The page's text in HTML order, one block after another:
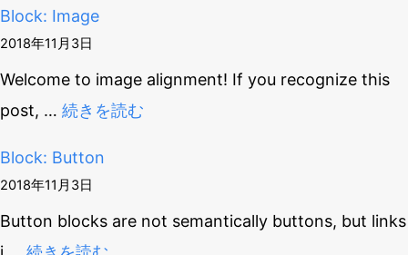
Block: Image
2018年11月3日
Welcome to image alignment! If you recognize this
post, … 続きを読む
Block: Button
2018年11月3日
Button blocks are not semantically buttons, but links